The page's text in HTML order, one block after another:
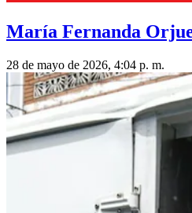
María Fernanda
28 de mayo de 2026, 4:04 p. m.